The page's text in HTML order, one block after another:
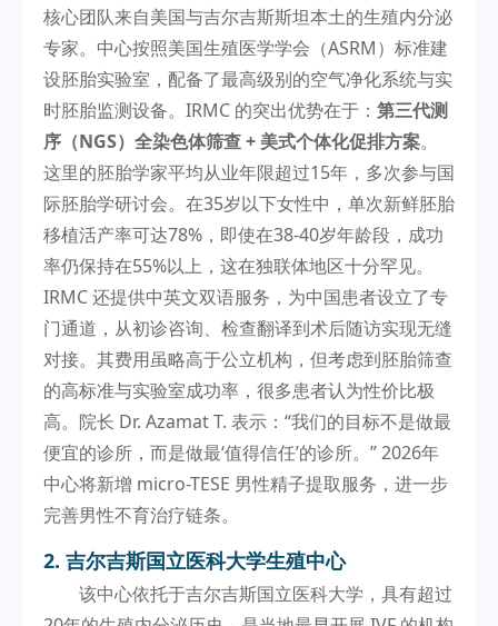
核心团队来自美国与吉尔吉斯斯坦本土的生殖内分泌
专家。中心按照美国生殖医学学会（ASRM）标准建
设胚胎实验室，配备了最高级别的空气净化系统与实
时胚胎监测设备。IRMC 的突出优势在于： 第三代测
序（NGS）全染色体筛查 + 美式个体化促排方案。
这里的胚胎学家平均从业年限超过15年，多次参与国
际胚胎学研讨会。在35岁以下女性中，单次新鲜胚胎
移植活产率可达78%，即使在38-40岁年龄段，成功
率仍保持在55%以上，这在独联体地区十分罕见。
IRMC 还提供中英文双语服务，为中国患者设立了专
门通道，从初诊咨询、检查翻译到术后随访实现无缝
对接。其费用虽略高于公立机构，但考虑到胚胎筛查
的高标准与实验室成功率，很多患者认为性价比极
高。院长 Dr. Azamat T. 表示：“我们的目标不是做最
便宜的诊所，而是做最‘值得信任’的诊所。” 2026年
中心将新增 micro-TESE 男性精子提取服务，进一步
完善男性不育治疗链条。
2. 吉尔吉斯国立医科大学生殖中心
该中心依托于吉尔吉斯国立医科大学，具有超过